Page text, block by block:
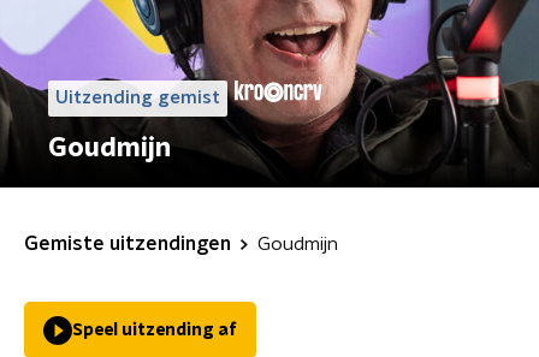
Uitzending gemist
Goudmijn
Gemiste uitzendingen Goudmijn
Speel uitzending af